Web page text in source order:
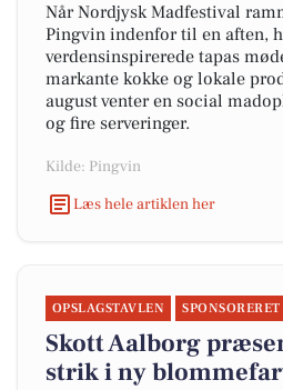
Når Nordjysk Madfestival
Pingvin indenfor til en aften,
verdensinspirerede tapas
markante kokke og lokale
august venter en social
og fire serveringer.
Kilde: Pingvin
Læs hele artiklen her
OPSLAGSTAVLEN SPONSORERET
Skott Aalborg
strik i ny